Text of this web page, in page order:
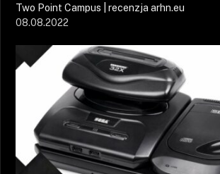
Two Point Campus | recenzja arhn.eu
08.08.2022